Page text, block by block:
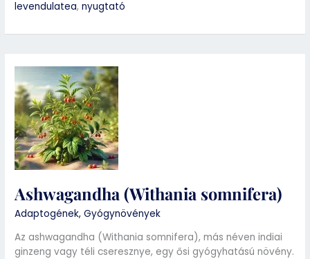
levendulatea,nyugtató
Ashwagandha (Withania somnifera)
Adaptogének,Gyógynövények
Az ashwagandha (Withania somnifera), más néven indiai
ginzeng vagy téli cseresznye, egy ősi gyógyhatású növény.
Ashwagandha
(Withania
somnifera)